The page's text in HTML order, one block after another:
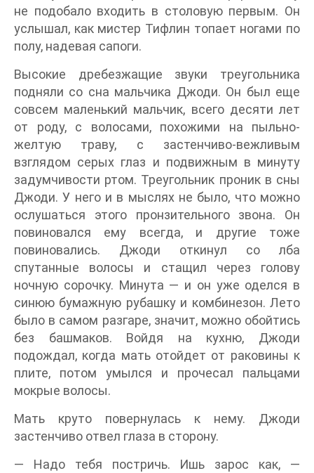
не подобало входить в столовую первым. Он
услышал, как мистер Тифлин топает ногами по
полу, надевая сапоги.
Высокие дребезжащие звуки треугольника
подняли со сна мальчика Джоди. Он был еще
совсем маленький мальчик, всего десяти лет
от роду, с волосами, похожими на пыльно-
желтую траву, с застенчиво-вежливым
взглядом серых глаз и подвижным в минуту
задумчивости ртом. Треугольник проник в сны
Джоди. У него и в мыслях не было, что можно
ослушаться этого пронзительного звона. Он
повиновался ему всегда, и другие тоже
повиновались. Джоди откинул со лба
спутанные волосы и стащил через голову
ночную сорочку. Минута — и он уже оделся в
синюю бумажную рубашку и комбинезон. Лето
было в самом разгаре, значит, можно обойтись
без башмаков. Войдя на кухню, Джоди
подождал, когда мать отойдет от раковины к
плите, потом умылся и прочесал пальцами
мокрые волосы.
Мать круто повернулась к нему. Джоди
застенчиво отвел глаза в сторону.
— Надо тебя постричь. Ишь зарос как, —